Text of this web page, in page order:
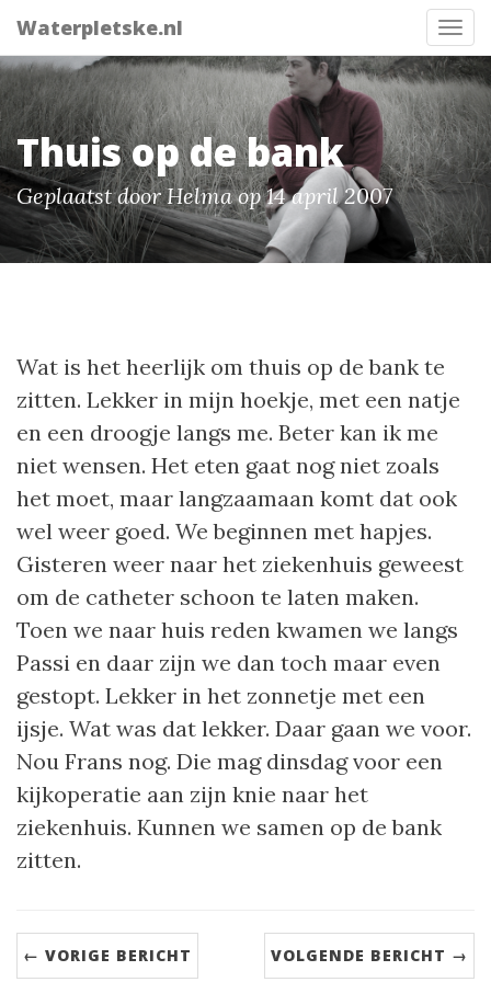
Waterpletske.nl
Thuis op de bank
Geplaatst door Helma op 14 april 2007
Wat is het heerlijk om thuis op de bank te
zitten. Lekker in mijn hoekje, met een natje
en een droogje langs me. Beter kan ik me
niet wensen. Het eten gaat nog niet zoals
het moet, maar langzaamaan komt dat ook
wel weer goed. We beginnen met hapjes.
Gisteren weer naar het ziekenhuis geweest
om de catheter schoon te laten maken.
Toen we naar huis reden kwamen we langs
Passi en daar zijn we dan toch maar even
gestopt. Lekker in het zonnetje met een
ijsje. Wat was dat lekker. Daar gaan we voor.
Nou Frans nog. Die mag dinsdag voor een
kijkoperatie aan zijn knie naar het
ziekenhuis. Kunnen we samen op de bank
zitten.
← VORIGE BERICHT VOLGENDE BERICHT →